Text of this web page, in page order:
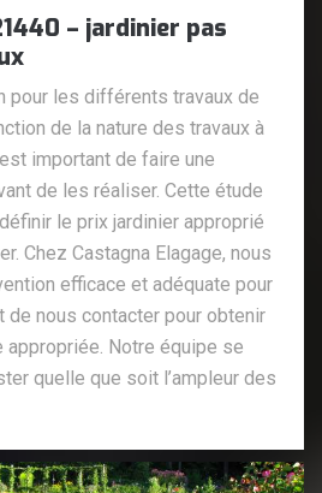
– jardinier pas
pour les différents travaux de
de la nature des travaux à
important de faire une
de les réaliser. Cette étude
le prix jardinier approprié
Chez Castagna Elagage, nous
efficace et adéquate pour
de nous contacter pour obtenir
appropriée. Notre équipe se
quelle que soit l’ampleur des